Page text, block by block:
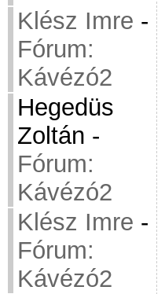
Klész Imre -
Fórum:
Kávézó2
Hegedüs
Zoltán -
Fórum:
Kávézó2
Klész Imre -
Fórum:
Kávézó2